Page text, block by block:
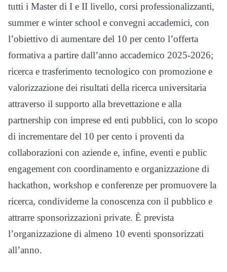
tutti i Master di I e II livello, corsi professionalizzanti,
summer e winter school e convegni accademici, con
l’obiettivo di aumentare del 10 per cento l’offerta
formativa a partire dall’anno accademico 2025-2026;
ricerca e trasferimento tecnologico con promozione e
valorizzazione dei risultati della ricerca universitaria
attraverso il supporto alla brevettazione e alla
partnership con imprese ed enti pubblici, con lo scopo
di incrementare del 10 per cento i proventi da
collaborazioni con aziende e, infine, eventi e public
engagement con coordinamento e organizzazione di
hackathon, workshop e conferenze per promuovere la
ricerca, condividerne la conoscenza con il pubblico e
attrarre sponsorizzazioni private. È prevista
l’organizzazione di almeno 10 eventi sponsorizzati
all’anno.